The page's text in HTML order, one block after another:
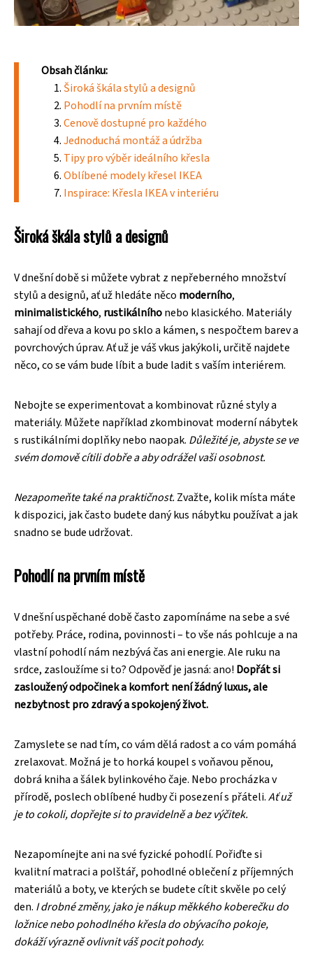
Obsah článku:
Široká škála stylů a designů
Pohodlí na prvním místě
Cenově dostupné pro každého
Jednoduchá montáž a údržba
Tipy pro výběr ideálního křesla
Oblíbené modely křesel IKEA
Inspirace: Křesla IKEA v interiéru
Široká škála stylů a designů
V dnešní době si můžete vybrat z nepřeberného množství
stylů a designů, ať už hledáte něco moderního,
minimalistického, rustikálníhonebo klasického. Materiály
sahají od dřeva a kovu po sklo a kámen, s nespočtem barev a
povrchových úprav. Ať už je váš vkus jakýkoli, určitě najdete
něco, co se vám bude líbit a bude ladit s vaším interiérem.
Nebojte se experimentovat a kombinovat různé styly a
materiály. Můžete například zkombinovat moderní nábytek
s rustikálními doplňky nebo naopak. Důležité je, abyste se ve
svém domově cítili dobře a aby odrážel vaši osobnost.
Nezapomeňte také na praktičnost. Zvažte, kolik místa máte
k dispozici, jak často budete daný kus nábytku používat a jak
snadno se bude udržovat.
Pohodlí na prvním místě
V dnešní uspěchané době často zapomínáme na sebe a své
potřeby. Práce, rodina, povinnosti – to vše nás pohlcuje a na
vlastní pohodlí nám nezbývá čas ani energie. Ale ruku na
srdce, zasloužíme si to? Odpověď je jasná: ano! Dopřát si
zasloužený odpočinek a komfort není žádný luxus, ale
nezbytnost pro zdravý a spokojený život.
Zamyslete se nad tím, co vám dělá radost a co vám pomáhá
zrelaxovat. Možná je to horká koupel s voňavou pěnou,
dobrá kniha a šálek bylinkového čaje. Nebo procházka v
přírodě, poslech oblíbené hudby či posezení s přáteli.Ať už
je to cokoli, dopřejte si to pravidelně a bez výčitek.
Nezapomínejte ani na své fyzické pohodlí. Pořiďte si
kvalitní matraci a polštář, pohodlné oblečení z příjemných
materiálů a boty, ve kterých se budete cítit skvěle po celý
den. I drobné změny, jako je nákup měkkého koberečku do
ložnice nebo pohodlného křesla do obývacího pokoje,
dokáží výrazně ovlivnit váš pocit pohody.